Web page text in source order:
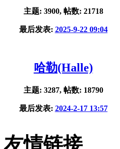
主题: 3900, 帖数: 21718
最后发表: 2025-9-22 09:04
哈勒(Halle)
主题: 3287, 帖数: 18790
最后发表: 2024-2-17 13:57
友情链接